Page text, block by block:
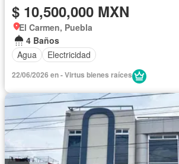
$ 10,500,000 MXN
El Carmen, Puebla
4 Baños
Agua
Electricidad
22/06/2026 en - Virtus bienes raíces